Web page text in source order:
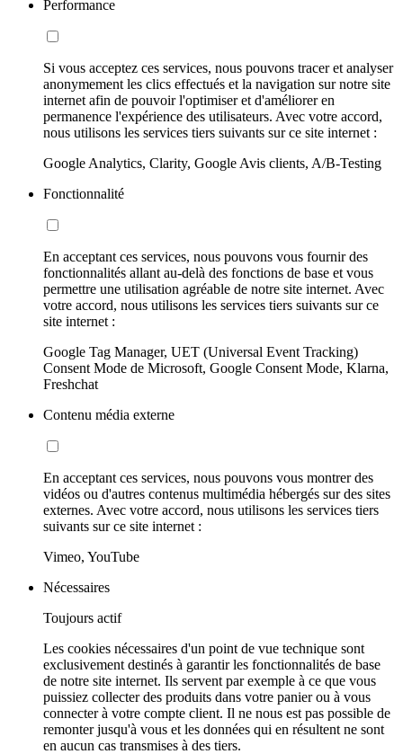
Performance
Si vous acceptez ces services, nous pouvons tracer et analyser
anonymement les clics effectués et la navigation sur notre site
internet afin de pouvoir l'optimiser et d'améliorer en
permanence l'expérience des utilisateurs. Avec votre accord,
nous utilisons les services tiers suivants sur ce site internet :
Google Analytics, Clarity, Google Avis clients, A/B-Testing
Fonctionnalité
En acceptant ces services, nous pouvons vous fournir des
fonctionnalités allant au-delà des fonctions de base et vous
permettre une utilisation agréable de notre site internet. Avec
votre accord, nous utilisons les services tiers suivants sur ce
site internet :
Google Tag Manager, UET (Universal Event Tracking)
Consent Mode de Microsoft, Google Consent Mode, Klarna,
Freshchat
Contenu média externe
En acceptant ces services, nous pouvons vous montrer des
vidéos ou d'autres contenus multimédia hébergés sur des sites
externes. Avec votre accord, nous utilisons les services tiers
suivants sur ce site internet :
Vimeo, YouTube
Nécessaires
Toujours actif
Les cookies nécessaires d'un point de vue technique sont
exclusivement destinés à garantir les fonctionnalités de base
de notre site internet. Ils servent par exemple à ce que vous
puissiez collecter des produits dans votre panier ou à vous
connecter à votre compte client. Il ne nous est pas possible de
remonter jusqu'à vous et les données qui en résultent ne sont
en aucun cas transmises à des tiers.